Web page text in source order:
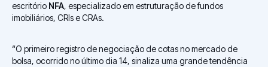
escritório NFA, especializado em estruturação de fundos
imobiliários, CRIs e CRAs.
“O primeiro registro de negociação de cotas no mercado de
bolsa, ocorrido no último dia 14, sinaliza uma grande tendência